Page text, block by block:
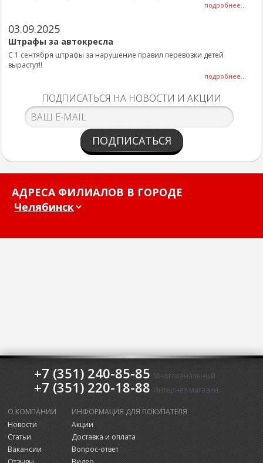
подробнее...
03.09.2025
Штрафы за автокресла
С 1 сентября штрафы за нарушение правил перевозки детей
вырастут!!
подробнее...
ПОДПИСАТЬСЯ НА НОВОСТИ И АКЦИИ
ПОДПИСАТЬСЯ
АДРЕСА ФИЛИАЛОВ В ГОРОДЕ
+7 (351) 240-85-85 Многоканальный
+7 (351) 220-18-88 Интернет-магазин
О КОМПАНИИ
Новости
Статьи
Вакансии
ИНФОРМАЦИЯ ДЛЯ ПОКУПАТЕЛЯ
Акции
Доставка и оплата
Вопрос-ответ